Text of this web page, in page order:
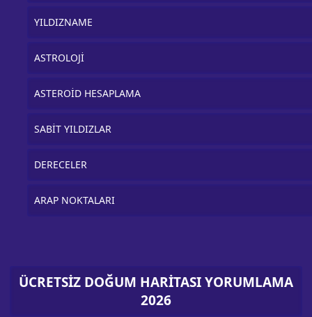
YILDIZNAME
ASTROLOJİ
ASTEROİD HESAPLAMA
SABİT YILDIZLAR
DERECELER
ARAP NOKTALARI
ÜCRETSİZ DOĞUM HARİTASI YORUMLAMA
2026